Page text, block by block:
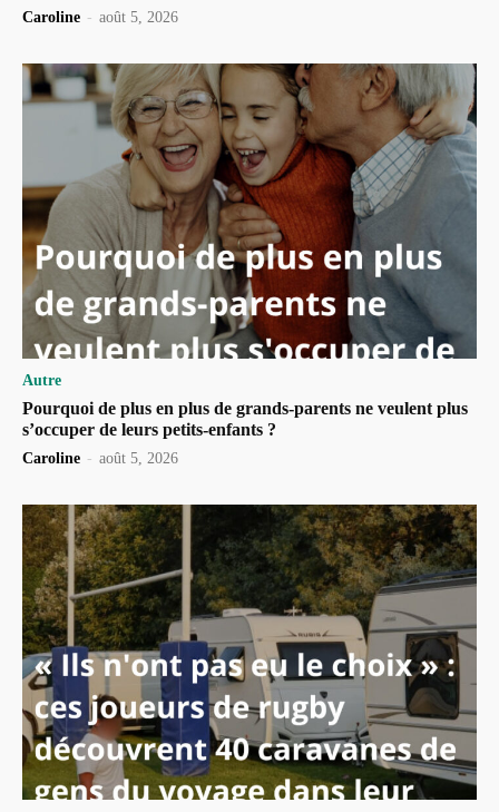
Caroline - août 5, 2026
Autre
Pourquoi de plus en plus de grands-parents ne veulent plus
s’occuper de leurs petits-enfants ?
Caroline - août 5, 2026